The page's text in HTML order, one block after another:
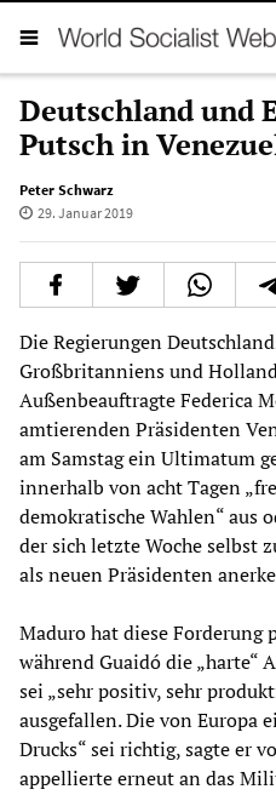
Deutschland und
Putsch in
Peter Schwarz
29. Januar 2019
Die Regierungen
Großbritanniens und
Außenbeauftragte Federica
amtierenden Präsidenten
am Samstag ein Ultimatum
innerhalb von acht Tagen
demokratische Wahlen“ aus
der sich letzte Woche selbst
als neuen Präsidenten
Maduro hat diese Forderung
während Guaidó die „harte“
sei „sehr positiv, sehr
ausgefallen. Die von Europa
Drucks“ sei richtig, sagte er
appellierte erneut an das